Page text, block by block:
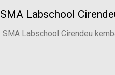
SMA Labschool
SMA Labschool Cirendeu